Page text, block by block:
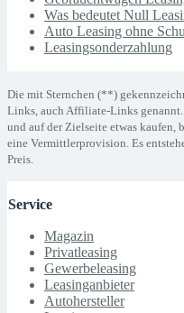
Was bedeutet Null
Auto Leasing ohne
Leasingsonderzahlung
Die mit Sternchen (**)
Links, auch Affiliate-Links
und auf der Zielseite etwas kaufen,
eine Vermittlerprovision. Es
Preis.
Service
Magazin
Privatleasing
Gewerbeleasing
Leasinganbieter
Autohersteller